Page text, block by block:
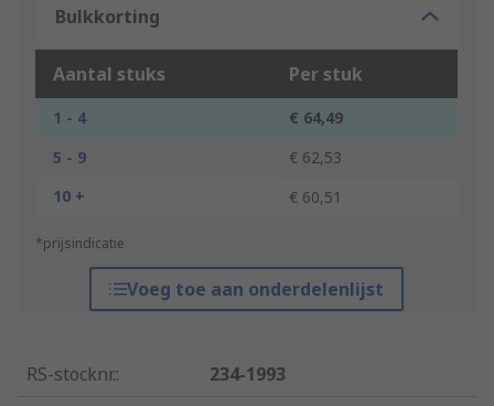
Bulkkorting
Aantal stuks Per stuk
1 - 4
€ 64,49
5 - 9
€ 62,53
10 +
€ 60,51
*prijsindicatie
Voeg toe aan onderdelenlijst
RS-stocknr.:
234-1993